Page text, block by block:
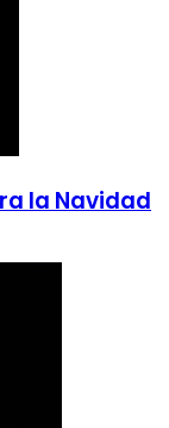
la Navidad